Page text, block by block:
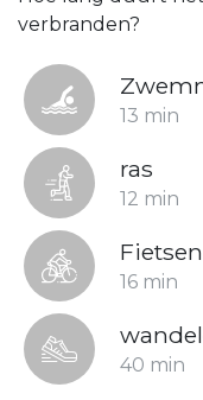
verbranden?
13 min
ras
12 min
Fietsen
16 min
40 min